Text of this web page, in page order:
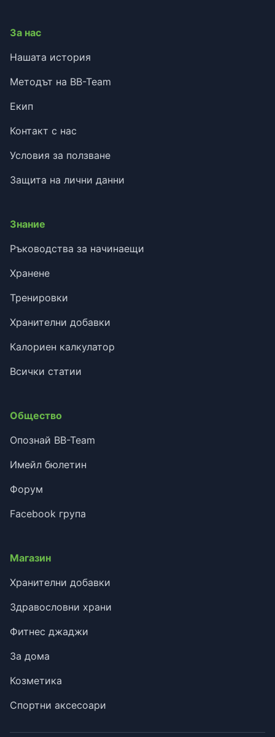
За нас
Нашата история
Методът на BB-Team
Екип
Контакт с нас
Условия за ползване
Защита на лични данни
Знание
Ръководства за начинаещи
Хранене
Тренировки
Хранителни добавки
Калориен калкулатор
Всички статии
Общество
Опознай BB-Team
Имейл бюлетин
Форум
Facebook група
Магазин
Хранителни добавки
Здравословни храни
Фитнес джаджи
За дома
Козметика
Спортни аксесоари